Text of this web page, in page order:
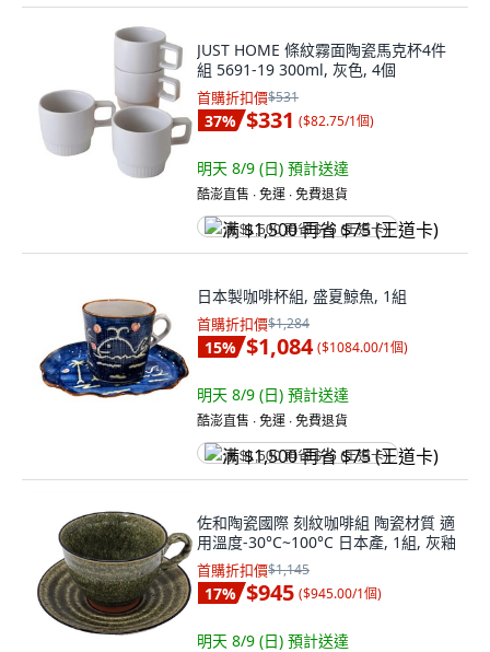
JUST HOME 條紋霧面陶瓷馬克杯4件
組 5691-19 300ml, 灰色, 4個
首購折扣價$531
37% $331 ($82.75/1個)
明天 8/9 (日) 預計送達
酷澎直售 ∙ 免運 ∙ 免費退貨
满 $1,500 再省 $75 (王道卡)
日本製咖啡杯組, 盛夏鯨魚, 1組
首購折扣價$1,284
15% $1,084 ($1084.00/1個)
明天 8/9 (日) 預計送達
酷澎直售 ∙ 免運 ∙ 免費退貨
满 $1,500 再省 $75 (王道卡)
佐和陶瓷國際 刻紋咖啡組 陶瓷材質 適
用溫度-30°C~100°C 日本產, 1組, 灰釉
首購折扣價$1,145
17% $945 ($945.00/1個)
明天 8/9 (日) 預計送達